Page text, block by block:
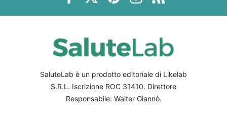
SaluteLab è un prodotto editoriale di Likelab
S.R.L. Iscrizione ROC 31410. Direttore
Responsabile: Walter Giannò.